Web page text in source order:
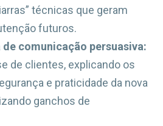
técnicas que geram
futuros.
de comunicação persuasiva:
de clientes, explicando os
e praticidade da nova
ganchos de